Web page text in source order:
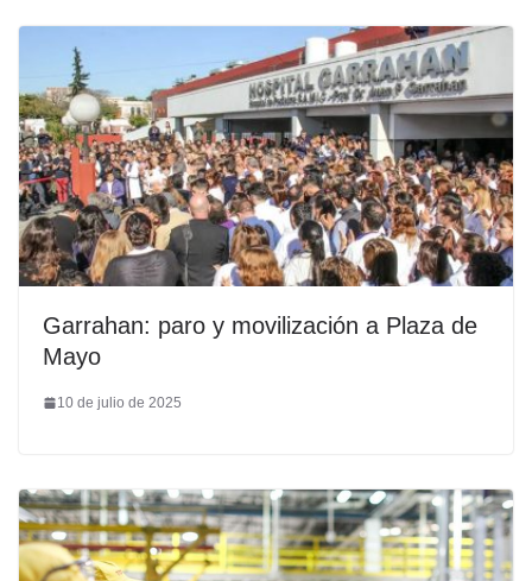
Garrahan: paro y movilización a Plaza de
Mayo
10 de julio de 2025